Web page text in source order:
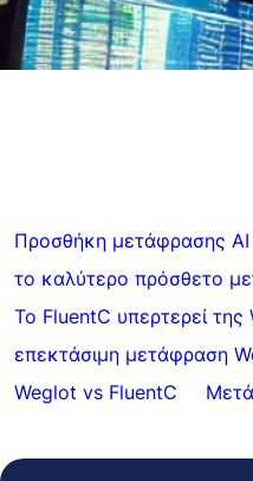
Παραλείψτε τις
συγκεκριμένο
Προσθήκη μετάφρασης AI
το καλύτερο πρόσθετο
Το FluentC υπερτερεί της
επεκτάσιμη μετάφραση
Weglot vs FluentC